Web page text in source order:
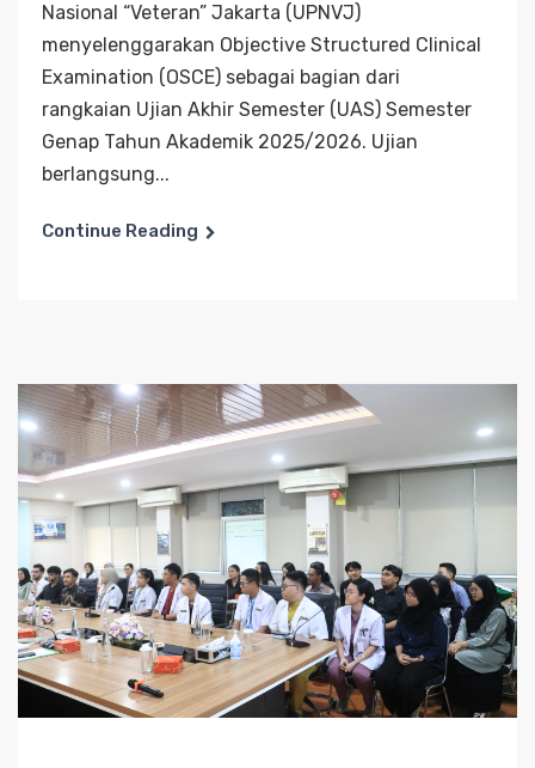
Nasional “Veteran” Jakarta (UPNVJ)
menyelenggarakan Objective Structured Clinical
Examination (OSCE) sebagai bagian dari
rangkaian Ujian Akhir Semester (UAS) Semester
Genap Tahun Akademik 2025/2026. Ujian
berlangsung...
Continue Reading